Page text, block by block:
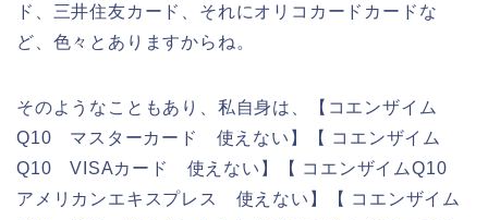
ド、三井住友カード、それにオリコカードカードな
ど、色々とありますからね。
そのようなこともあり、私自身は、【コエンザイム
Q10 マスターカード 使えない】【 コエンザイム
Q10 VISAカード 使えない】【 コエンザイムQ10
アメリカンエキスプレス 使えない】【 コエンザイム